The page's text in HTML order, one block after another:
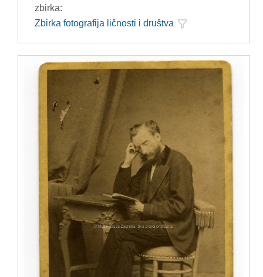
zbirka:
Zbirka fotografija ličnosti i društva